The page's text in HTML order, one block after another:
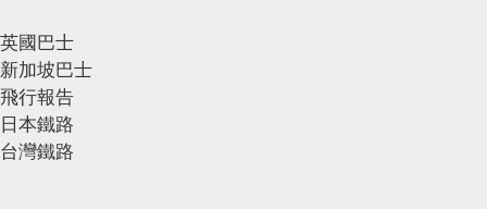
英國巴士
新加坡巴士
飛行報告
日本鐵路
台灣鐵路